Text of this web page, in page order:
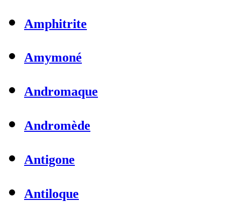
Amphitrite
Amymoné
Andromaque
Andromède
Antigone
Antiloque